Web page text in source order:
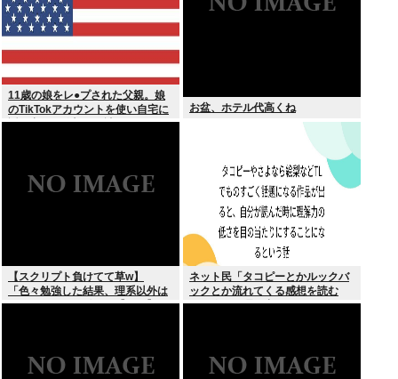
11歳の娘をレ●プされた父親。娘
のTikTokアカウントを使い自宅に
誘き出し、銃撃で天誅！
お盆、ホテル代高くね
【スクリプト負けてて草w】
「色々勉強した結果、理系以外は
エラー品だと気付いた【ガチ】」
ネット民「タコピーとかルックバ
ックとか流れてくる感想を読む
と、俺って理解力低すぎ！？ って